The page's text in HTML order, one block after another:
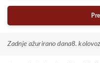
Zadnje ažurirano dana8.